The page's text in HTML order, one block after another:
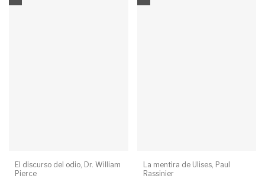
El discurso del odio, Dr. William
Pierce
La mentira de Ulises, Paul
Rassinier